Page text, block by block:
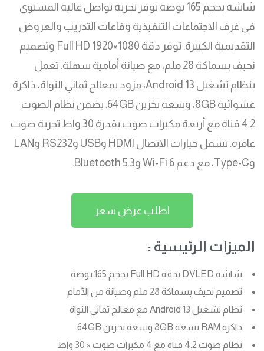
شاشة بحجم 165 بوصة توفر تجربة تواصل عالية المستوى
في غرف الاجتماعات التنفيذية وقاعات التدريب والعروض
التقديمية الكبيرة. توفر دقة Full HD 1920×1080 وتصميم
نحيف بسماكة 28 ملم، مع صيانة أمامية سهلة. تعمل
بنظام تشغيل Android 13، مزود بمعالج ثماني النواة، ذاكرة
عشوائية 8GB، وسعة تخزين 64GB. يضمن نظام الصوت
4.2 قناة مع أربعة مكبرات صوت بقدرة 30 واط تجربة صوت
غامرة. تشمل خيارات الاتصال HDMI وUSB وRS232 وLAN
وType-C، مع دعم Wi-Fi 6 وBluetooth 5.3.
اطلب عرض سعر
الميزات الرئيسية :
شاشة DVLED بدقة Full HD بحجم 165 بوصة
تصميم نحيف بسماكة 28 ملم وصيانة من الأمام
نظام تشغيل Android 13 مع معالج ثماني النواة
ذاكرة RAM بسعة 8GB وسعة تخزين 64GB
نظام صوت 4.2 قناة مع 4 مكبرات صوت × 30 واط